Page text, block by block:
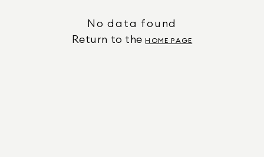
No data found
Return to the HOME PAGE